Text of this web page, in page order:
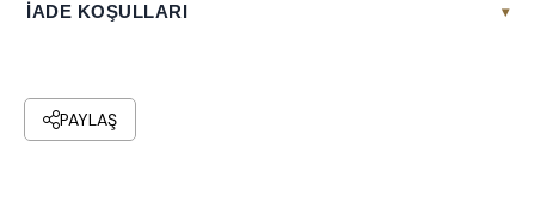
İADE KOŞULLARI ▾
PAYLAŞ